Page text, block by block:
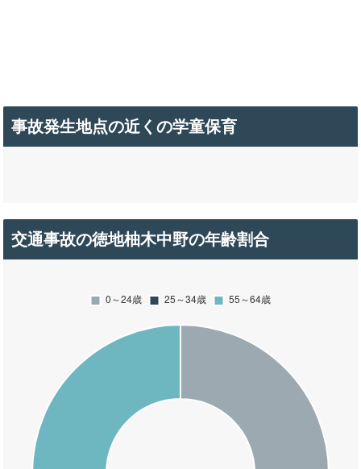
事故発生地点の近くの学童保育
交通事故の徳地柚木中野の年齢割合